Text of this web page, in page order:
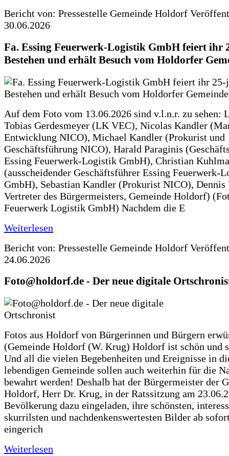
Bericht von: Pressestelle Gemeinde Holdorf
30.06.2026
Fa. Essing Feuerwerk-Logistik GmbH feiert ihr
Bestehen und erhält Besuch vom Holdorfer
Auf dem Foto vom 13.06.2026 sind v.l.n.r. zu sehen:
Tobias Gerdesmeyer (LK VEC), Nicolas Kandler
Entwicklung NICO), Michael Kandler (Prokurist und
Geschäftsführung NICO), Harald Paraginis
Essing Feuerwerk-Logistik GmbH), Christian
(ausscheidender Geschäftsführer Essing Feuerwerk-
GmbH), Sebastian Kandler (Prokurist NICO),
Vertreter des Bürgermeisters, Gemeinde Holdorf)
Feuerwerk Logistik GmbH) Nachdem die E
Weiterlesen
Bericht von: Pressestelle Gemeinde Holdorf
24.06.2026
Foto@holdorf.de - Der neue digitale
Fotos aus Holdorf von Bürgerinnen und Bürgern
(Gemeinde Holdorf (W. Krug) Holdorf ist schön und
Und all die vielen Begebenheiten und Ereignisse in
lebendigen Gemeinde sollen auch weiterhin für die
bewahrt werden! Deshalb hat der Bürgermeister der
Holdorf, Herr Dr. Krug, in der Ratssitzung am
Bevölkerung dazu eingeladen, ihre schönsten,
skurrilsten und nachdenkenswertesten Bilder ab
eingerich
Weiterlesen